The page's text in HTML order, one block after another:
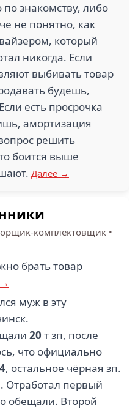
знакомству, либо
не понятно, как
который
никогда. Если
выбивать товар
будешь,
есть просрочка
амортизация
решить
боится выше
Далее →
комплектовщик •
брать товар
муж в эту
20 т зп, после
что официально
, остальное чёрная зп.
Отработал первый
обещали. Второй